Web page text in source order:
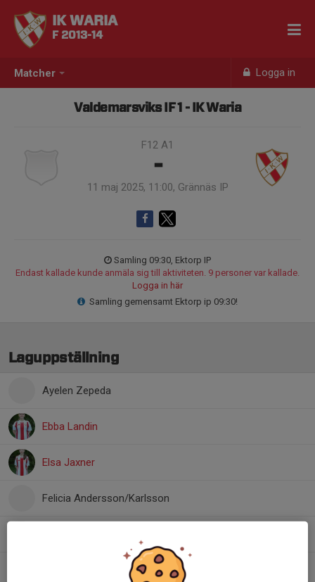
Matcher Logga in
IK WARIA
F 2013-14
Valdemarsviks IF 1 - IK Waria
F12 A1
-
11 maj 2025, 11:00, Grännäs IP
Samling 09:30, Ektorp IP
Endast kallade kunde anmäla sig till aktiviteten. 9 personer var kallade.
Logga in här
Samling gemensamt Ektorp ip 09:30!
Laguppställning
Ayelen Zepeda
Ebba Landin
Elsa Jaxner
Felicia Andersson/Karlsson
Maja Lakso Almborg